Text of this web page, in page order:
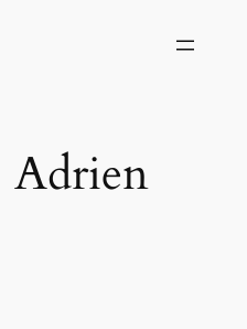
Adrien